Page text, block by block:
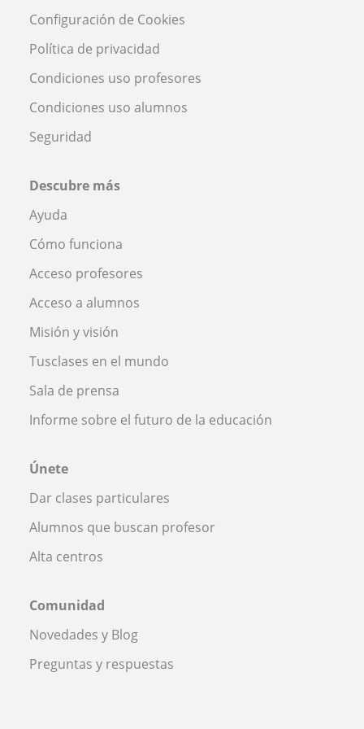
Configuración de Cookies
Política de privacidad
Condiciones uso profesores
Condiciones uso alumnos
Seguridad
Descubre más
Ayuda
Cómo funciona
Acceso profesores
Acceso a alumnos
Misión y visión
Tusclases en el mundo
Sala de prensa
Informe sobre el futuro de la educación
Únete
Dar clases particulares
Alumnos que buscan profesor
Alta centros
Comunidad
Novedades y Blog
Preguntas y respuestas